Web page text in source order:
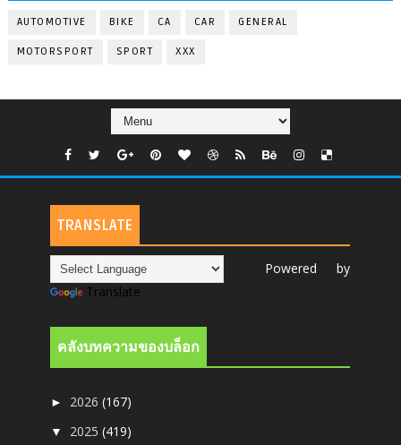
AUTOMOTIVE BIKE CA CAR GENERAL
MOTORSPORT SPORT XXX
TRANSLATE
Powered by
Translate
คลังบทความของบล็อก
► 2026(167)
▼ 2025(419)